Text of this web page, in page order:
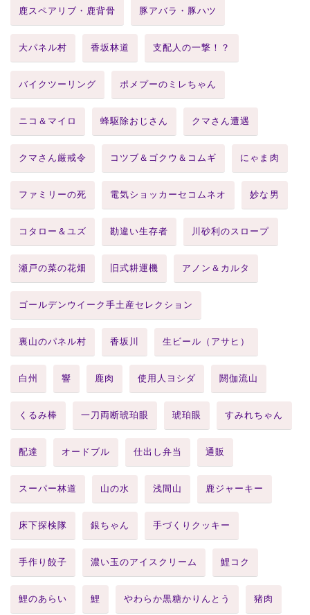
鹿スペアリブ・鹿背骨 豚アバラ・豚ハツ
大パネル村 香坂林道 支配人の一撃！？
バイクツーリング ポメプーのミレちゃん
ニコ＆マイロ 蜂駆除おじさん クマさん遭遇
クマさん厳戒令 コツブ＆ゴクウ＆コムギ にゃま肉
ファミリーの死 電気ショッカーセコムネオ 妙な男
コタロー＆ユズ 勘違い生存者 川砂利のスロープ
瀬戸の菜の花畑 旧式耕運機 アノン＆カルタ
ゴールデンウイーク手土産セレクション
裏山のパネル村 香坂川 生ビール（アサヒ）
白州 響 鹿肉 使用人ヨシダ 閼伽流山
くるみ棒 一刀両断琥珀眼 琥珀眼 すみれちゃん
配達 オードブル 仕出し弁当 通販
スーパー林道 山の水 浅間山 鹿ジャーキー
床下探検隊 銀ちゃん 手づくりクッキー
手作り餃子 濃い玉のアイスクリーム 鯉コク
鯉のあらい 鯉 やわらか黒糖かりんとう 猪肉